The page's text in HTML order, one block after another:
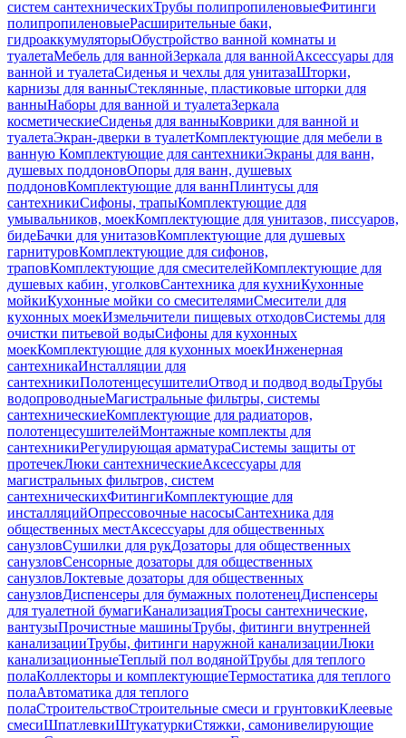
систем сантехническихТрубы полипропиленовыеФитинги
полипропиленовыеРасширительные баки,
гидроаккумуляторыОбустройство ванной комнаты и
туалетаМебель для ваннойЗеркала для ваннойАксессуары для
ванной и туалетаСиденья и чехлы для унитазаШторки,
карнизы для ванныСтеклянные, пластиковые шторки для
ванныНаборы для ванной и туалетаЗеркала
косметическиеСиденья для ванныКоврики для ванной и
туалетаЭкран-дверки в туалетКомплектующие для мебели в
ванную Комплектующие для сантехникиЭкраны для ванн,
душевых поддоновОпоры для ванн, душевых
поддоновКомплектующие для ваннПлинтусы для
сантехникиСифоны, трапыКомплектующие для
умывальников, моекКомплектующие для унитазов, писсуаров,
бидеБачки для унитазовКомплектующие для душевых
гарнитуровКомплектующие для сифонов,
траповКомплектующие для смесителейКомплектующие для
душевых кабин, уголковСантехника для кухниКухонные
мойкиКухонные мойки со смесителямиСмесители для
кухонных моекИзмельчители пищевых отходовСистемы для
очистки питьевой водыСифоны для кухонных
моекКомплектующие для кухонных моекИнженерная
сантехникаИнсталляции для
сантехникиПолотенцесушителиОтвод и подвод водыТрубы
водопроводныеМагистральные фильтры, системы
сантехническиеКомплектующие для радиаторов,
полотенцесушителейМонтажные комплекты для
сантехникиРегулирующая арматураСистемы защиты от
протечекЛюки сантехническиеАксессуары для
магистральных фильтров, систем
сантехническихФитингиКомплектующие для
инсталляцийОпрессовочные насосыСантехника для
общественных местАксессуары для общественных
санузловСушилки для рукДозаторы для общественных
санузловСенсорные дозаторы для общественных
санузловЛоктевые дозаторы для общественных
санузловДиспенсеры для бумажных полотенецДиспенсеры
для туалетной бумагиКанализацияТросы сантехнические,
вантузыПрочистные машиныТрубы, фитинги внутренней
канализацииТрубы, фитинги наружной канализацииЛюки
канализационныеТеплый пол водянойТрубы для теплого
полаКоллекторы и комплектующиеТермостатика для теплого
полаАвтоматика для теплого
полаСтроительствоСтроительные смеси и грунтовкиКлеевые
смесиШпатлевкиШтукатуркиСтяжки, самонивелирующие